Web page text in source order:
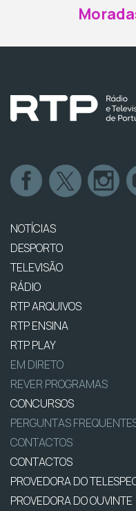
NOTÍCIAS
DESPORTO
TELEVISÃO
RÁDIO
RTP ARQUIVOS
RTP ENSINA
RTP PLAY
EM DIRETO
REVER PROGRAMAS
CONCURSOS
PERGUNTAS
CONTACTOS
CONTACTOS
PROVEDORA DO
PROVEDORA DO OUVINTE